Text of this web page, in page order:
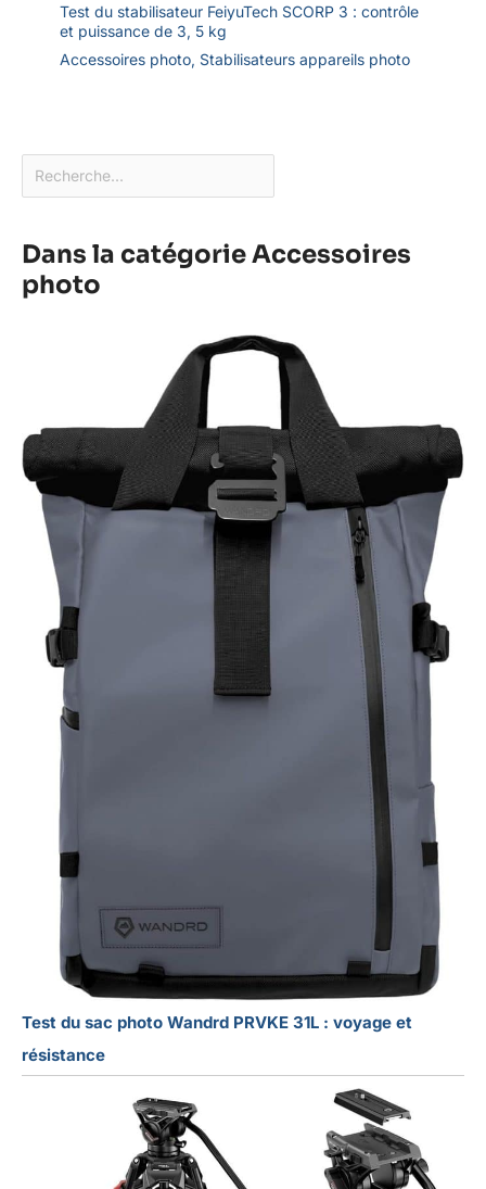
Test du stabilisateur FeiyuTech SCORP 3 : contrôle
et puissance de 3, 5 kg
Accessoires photo, Stabilisateurs appareils photo
Dans la catégorie Accessoires
photo
Test du sac photo Wandrd PRVKE 31L : voyage et
résistance